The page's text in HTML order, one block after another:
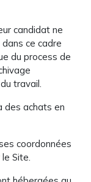
candidat ne
ce cadre
du process de
travail.
des achats en
coordonnées
Site.